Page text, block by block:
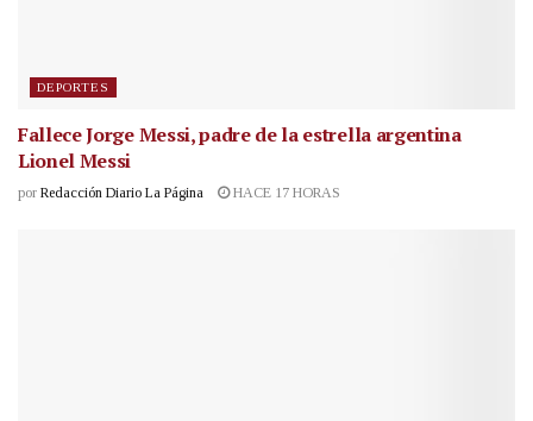
DEPORTES
Fallece Jorge Messi, padre de la estrella argentina
Lionel Messi
por Redacción Diario La Página HACE 17 HORAS